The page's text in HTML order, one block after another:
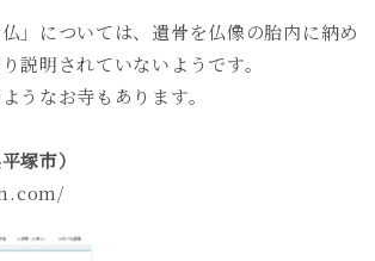
」については、遺骨を仏像の胎内に納め
説明されていないようです。
うなお寺もあります。
塚市）